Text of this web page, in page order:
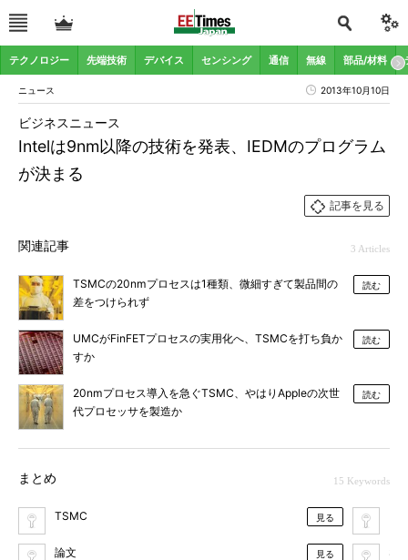
テクノロジー 先端技術 デバイス センシング 通信 無線 部品/材料
ニュース 2013年10月10日
Intelは9nm以降の技術を発表、IEDMのプログラム
が決まる
ビジネスニュース
記事を見る
関連記事 3 Articles
TSMCの20nmプロセスは1種類、微細すぎて製品間の
差をつけられず
読む
UMCがFinFETプロセスの実用化へ、TSMCを打ち負か
すか
読む
20nmプロセス導入を急ぐTSMC、やはりAppleの次世
代プロセッサを製造か
読む
まとめ 15 Keywords
TSMC 見る
論文 見る SOI